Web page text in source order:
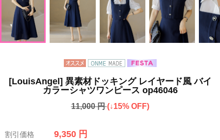
[LouisAngel] 異素材ドッキング レイヤード風 バイ
カラーシャツワンピース op46046
11,000 円(↓15% OFF)
割引価格 9,350 円